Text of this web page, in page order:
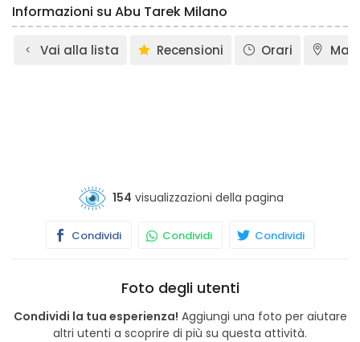
Informazioni su Abu Tarek Milano
Vai alla lista Recensioni Orari
154 visualizzazioni della pagina
Condividi Condividi Condividi
Foto degli utenti
Condividi la tua esperienza! Aggiungi una foto per aiutare
altri utenti a scoprire di più su questa attività.